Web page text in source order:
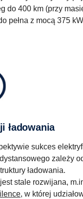
do 400 km (przy
pełna z mocą 375
ładowania
sukces
zależy
ładowania.
stale rozwijana,
, w której